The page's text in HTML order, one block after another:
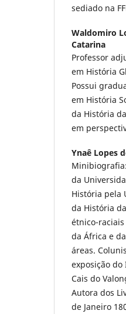
sediado na
Waldomiro
Catarina
Professor
em História
Possui
em História
da História
em
Ynaê Lopes
da
História pela
da História
étnico-
da África e
áreas.
exposição do
Cais do
Autora dos
de Janeiro